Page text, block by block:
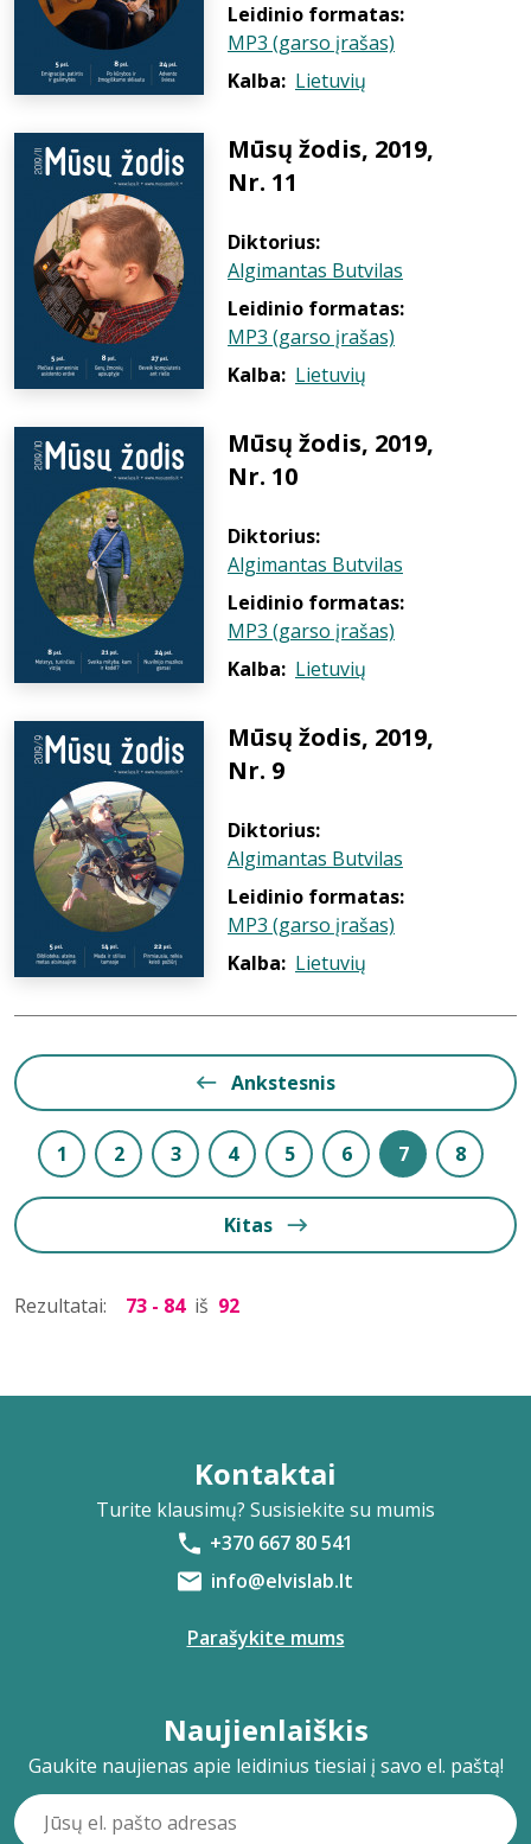
Leidinio formatas:
MP3 (garso įrašas)
Kalba: Lietuvių
Mūsų žodis, 2019,
Nr. 11
Diktorius:
Algimantas Butvilas
Leidinio formatas:
MP3 (garso įrašas)
Kalba: Lietuvių
Mūsų žodis, 2019,
Nr. 10
Diktorius:
Algimantas Butvilas
Leidinio formatas:
MP3 (garso įrašas)
Kalba: Lietuvių
Mūsų žodis, 2019,
Nr. 9
Diktorius:
Algimantas Butvilas
Leidinio formatas:
MP3 (garso įrašas)
Kalba: Lietuvių
Ankstesnis
1 2 3 4 5 6 7 8
Kitas
Rezultatai: 73 - 84 iš 92
Kontaktai
Turite klausimų? Susisiekite su mumis
+370 667 80 541
info@elvislab.lt
Parašykite mums
Naujienlaiškis
Gaukite naujienas apie leidinius tiesiai į savo el. paštą!